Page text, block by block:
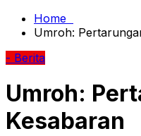
Home
Umroh:
- Berita
Umroh:
Kesabaran